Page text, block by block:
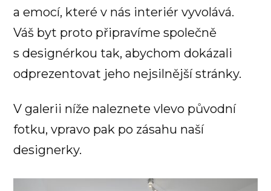
a emocí, které v nás interiér vyvolává.
Váš byt proto připravíme společně
s designérkou tak, abychom dokázali
odprezentovat jeho nejsilnější stránky.
V galerii níže naleznete vlevo původní
fotku, vpravo pak po zásahu naší
designerky.